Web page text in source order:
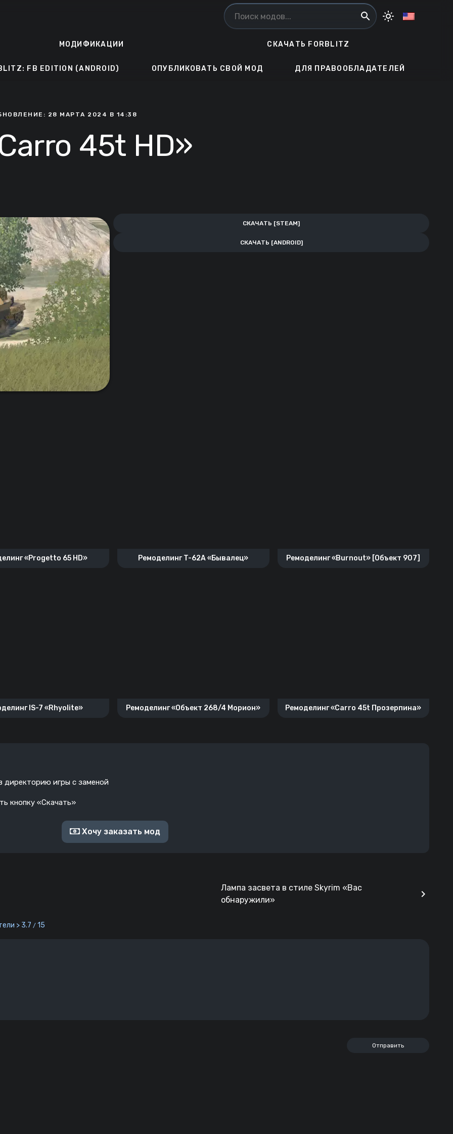
search light_mode
МОДИФИКАЦИИ СКАЧАТЬ FORBLITZ
FB EDITION (ANDROID) ОПУБЛИКОВАТЬ СВОЙ МОД ДЛЯ ПРАВООБЛАДАТЕЛЕЙ
28 МАРТА 2024 В 14:38
45t HD»
СКАЧАТЬ [STEAM]
СКАЧАТЬ [ANDROID]
«Progetto 65 HD» Ремоделинг T-62A «Бывалец» Ремоделинг «Burnout» [Объект 907]
IS-7 «Rhyolite» Ремоделинг «Объект 268/4 Морион» Ремоделинг «Carro 45t Прозерпина»
директорию игры с заменой
кнопку «Скачать»
Хочу заказать мод
Лампа засвета в стиле Skyrim «Вас
обнаружили»
chevron_right
> 3.7 / 15